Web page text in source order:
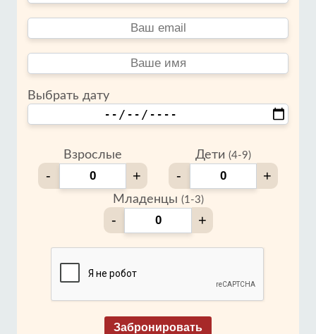
Выбрать дату
Взрослые
- +
Дети (4-9)
- +
Младенцы (1-3)
- +
Забронировать